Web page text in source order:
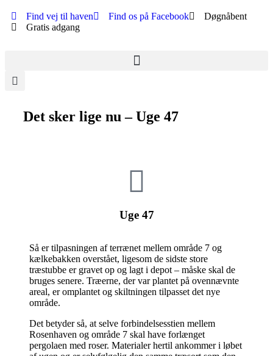
Find vej til haven Find os på Facebook
Døgnåbent
Gratis adgang
Det sker lige nu – Uge 47
Uge 47
Så er tilpasningen af terrænet mellem område 7 og
kælkebakken overstået, ligesom de sidste store
træstubbe er gravet op og lagt i depot – måske skal de
bruges senere. Træerne, der var plantet på ovennævnte
areal, er omplantet og skiltningen tilpasset det nye
område.
Det betyder så, at selve forbindelsesstien mellem
Rosenhaven og område 7 skal have forlænget
pergolaen med roser. Materialer hertil ankommer i løbet